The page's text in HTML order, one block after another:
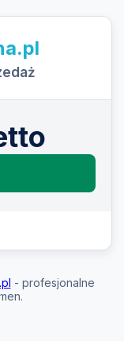
- profesjonalne